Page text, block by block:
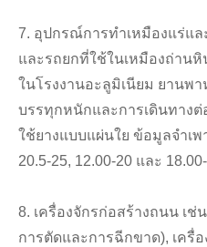
7. อุปกรณ์การทำเหมืองแร่แ
และรถยกที่ใช้ในเหมืองถ่าน
ในโรงงานอะลูมิเนียม ยานพ
บรรทุกหนักและการเดินทางต่
ใช้ยางแบบแผ่นใย ข้อมูลจำเพ
20.5-25, 12.00-20 และ
8. เครื่องจักรก่อสร้างถนน เช่
การตัดและการฉีกขาด), เครื่